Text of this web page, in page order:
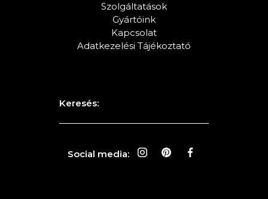
Szolgáltatások
Gyártóink
Kapcsolat
Adatkezelési Tájékoztató
Keresés:
Social media: